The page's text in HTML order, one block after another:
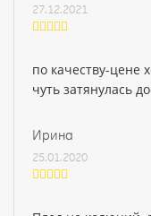
27.12.2021
по качеству-цене
чуть затянулась
Ирина
25.01.2020